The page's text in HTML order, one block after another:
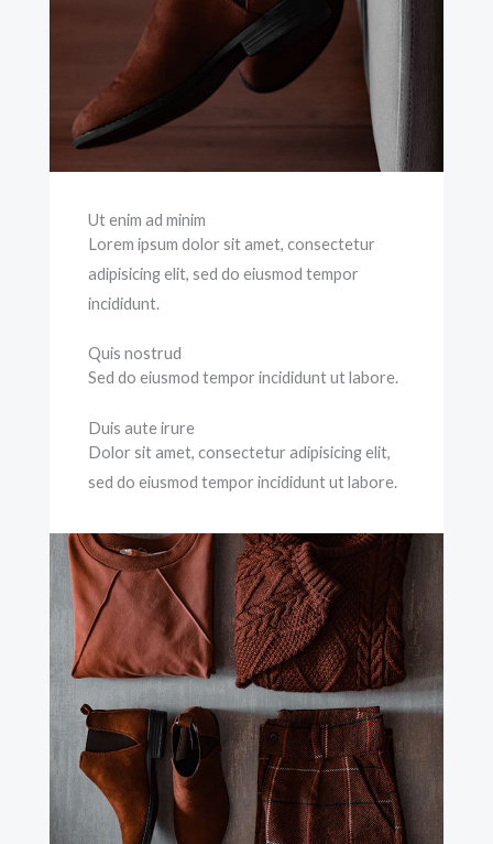
Ut enim ad minim
Lorem ipsum dolor sit amet, consectetur
adipisicing elit, sed do eiusmod tempor
incididunt.
Quis nostrud
Sed do eiusmod tempor incididunt ut labore.
Duis aute irure
Dolor sit amet, consectetur adipisicing elit,
sed do eiusmod tempor incididunt ut labore.